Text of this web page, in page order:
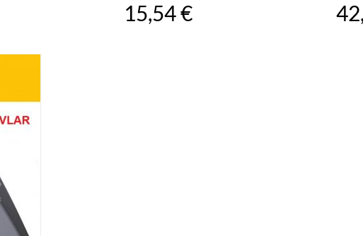
15,54 €